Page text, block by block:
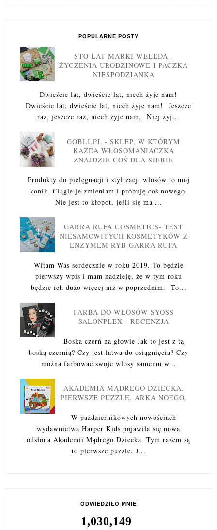
POPULARNE POSTY
STO LAT MARKI WELEDA -
ŻYCZENIA URODZINOWE I PACZKA
NIESPODZIANKA
Dwieście lat, dwieście lat, niech żyje nam!
Dwieście lat, dwieście lat, niech żyje nam! Jeszcze
raz, jeszcze raz, niech żyje nam, Niej żyj...
GOBLI.PL - SKLEP, W KTÓRYM
KAŻDA WŁOSOMANIACZKA
ZNAJDZIE COŚ DLA SIEBIE
Produkty do pielęgnacji i stylizacji włosów to mój
konik. Ciągle je zmieniam i próbuję coś nowego.
Nie jest to kłopot, jeśli się ma ...
GARRA RUFA COSMETICS- TEST
NIESAMOWITYCH KOSMETYKÓW Z
ENZYMEM RYB GARRA RUFA
Witam Was serdecznie w roku 2019. To będzie
pierwszy wpis i mam nadzieję, że w tym roku
będzie ich dużo więcej niż w poprzednim. To...
FARBA DO WŁOSÓW SYOSS
SALONPLEX - RECENZJA
Boska czerń na głowie Jak to jest z tą
boską czernią? Czy jest łatwa do osiągnięcia? Czy
można farbować swoje włosy samemu w...
AKADEMIA MĄDREGO DZIECKA.
PIERWSZE PUZZLE. ARKA NOEGO.
W październikowych nowościach
wydawnictwa Harper Kids pojawiła się nowa
odsłona Akademii Mądrego Dziecka. Tym razem są
to pierwsze puzzle. J...
ODWIEDZIŁO MNIE
1,030,149